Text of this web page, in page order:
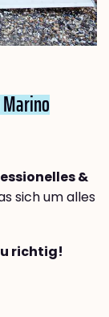
&
sich um alles
richtig!